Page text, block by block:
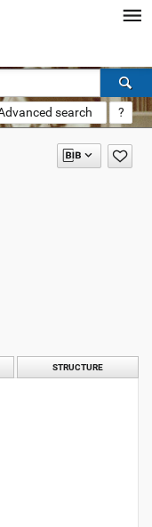
search ?
STRUCTURE